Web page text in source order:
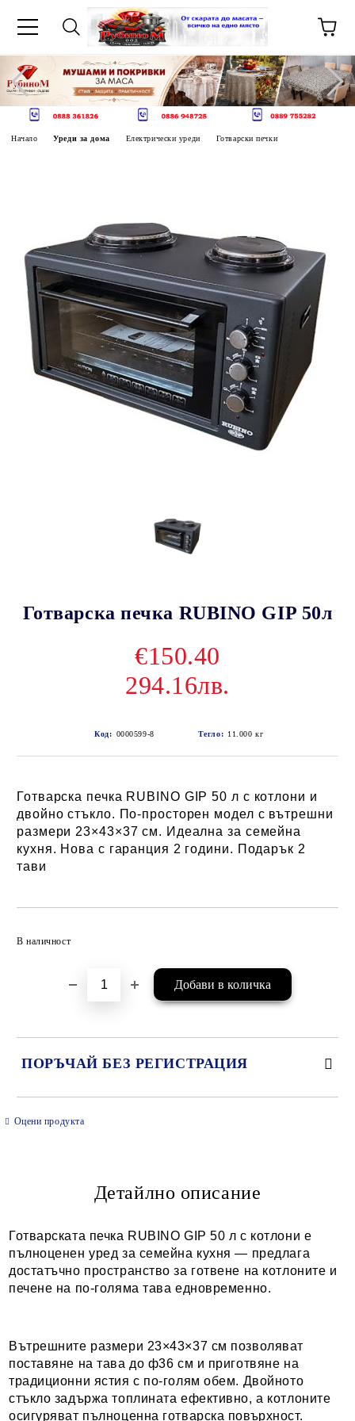
Начало Уреди за дома Електрически уреди Готварски печки
Готварска печка RUBINO GIP 50л
€150.40
294.16лв.
Код: 0000599-8 Тегло: 11.000 кг
Готварска печка RUBINO GIP 50 л с котлони и
двойно стъкло. По-просторен модел с вътрешни
размери 23×43×37 см. Идеална за семейна
кухня. Нова с гаранция 2 години. Подарък 2
тави
В наличност
ПОРЪЧАЙ БЕЗ РЕГИСТРАЦИЯ
Ние ще се свържем с вас в рамките на работния ден.
Оцени продукта
Детайлно описание
Готварската печка RUBINO GIP 50 л с котлони е
пълноценен уред за семейна кухня — предлага
достатъчно пространство за готвене на котлоните и
печене на по-голяма тава едновременно.
Вътрешните размери 23×43×37 см позволяват
поставяне на тава до ф36 см и приготвяне на
традиционни ястия с по-голям обем. Двойното
стъкло задържа топлината ефективно, а котлоните
осигуряват пълноценна готварска повърхност.